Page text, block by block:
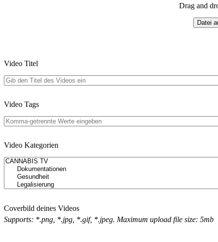
Drag and
Datei
Video Titel
Video Tags
Video Kategorien
Coverbild deines Videos
Supports: *.png, *.jpg, *.gif, *.jpeg. Maximum upload file size: 5mb